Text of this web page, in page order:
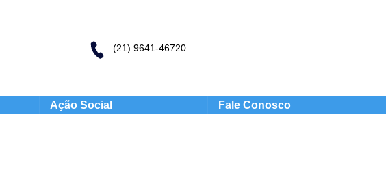
(21) 9641-46720
Ação Social Fale Conosco